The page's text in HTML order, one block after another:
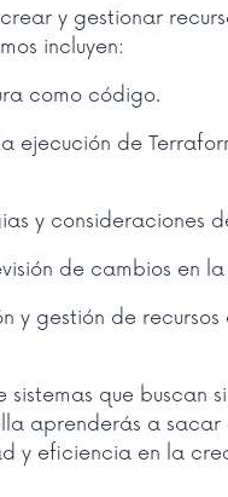
y gestionar
incluyen:
como código.
ejecución de
y consideraciones
de cambios en la
y gestión de
que buscan
aprenderás a
y eficiencia en la